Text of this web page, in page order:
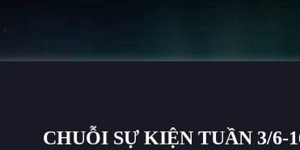
CHUỖI SỰ KIỆN TUẦN 3/6-